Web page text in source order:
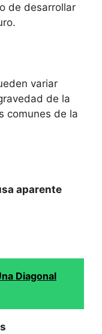
de desarrollar
variar
de la
comunes de la
aparente
Diagonal